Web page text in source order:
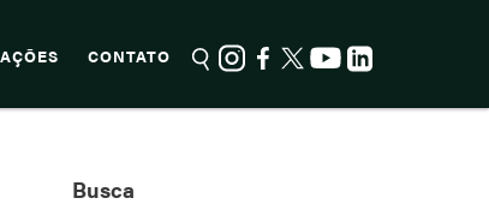
CONTATO
Busca